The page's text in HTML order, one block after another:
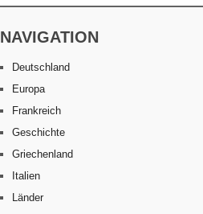
NAVIGATION
Deutschland
Europa
Frankreich
Geschichte
Griechenland
Italien
Länder